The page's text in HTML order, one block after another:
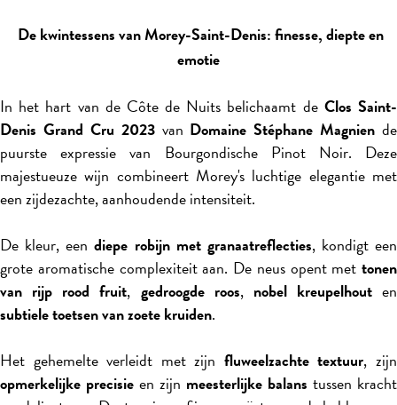
De kwintessens van Morey-Saint-Denis: finesse, diepte en
emotie
In het hart van de Côte de Nuits belichaamt de Clos Saint-
Denis Grand Cru 2023van Domaine Stéphane Magnien de
puurste expressie van Bourgondische Pinot Noir. Deze
majestueuze wijn combineert Morey's luchtige elegantie met
een zijdezachte, aanhoudende intensiteit.
De kleur, eendiepe robijn met granaatreflecties, kondigt een
grote aromatische complexiteit aan. De neus opent met tonen
van rijp rood fruit, gedroogde roos, nobel kreupelhouten
subtiele toetsen van zoete kruiden.
Het gehemelte verleidt met zijn fluweelzachte textuur, zijn
opmerkelijke precisie en zijn meesterlijke balans tussen kracht